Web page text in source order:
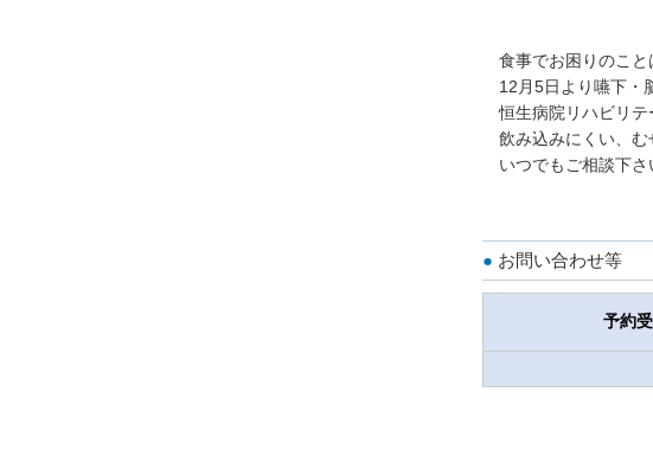
食事でお困りのこと
12月5日より嚥下・
恒生病院リハビリ
飲み込みにくい、
いつでもご相談下さ
お問い合わせ等
予約